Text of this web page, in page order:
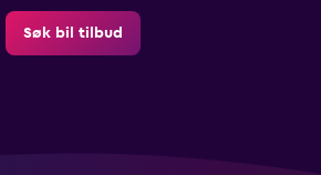
Søk bil tilbud